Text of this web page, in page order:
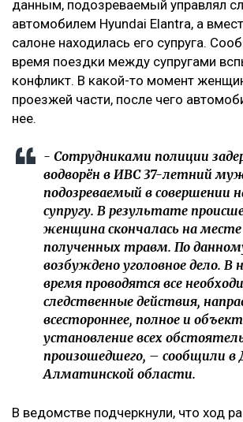
данным, подозреваемый управлял
автомобилем Hyundai Elantra, а
салоне находилась его супруга.
время поездки между супругами
конфликт. В какой-то момент
проезжей части, после чего
нее.
- Сотрудниками полиции
водворён в ИВС 37-летний
подозреваемый в совершении
супругу. В результате
женщина скончалась на
полученных травм. По
возбуждено уголовное дело. В
время проводятся все
следственные действия,
всестороннее, полное и
установление всех
произошедшего, – сообщили в
Алматинской области.
В ведомстве подчеркнули, что ход